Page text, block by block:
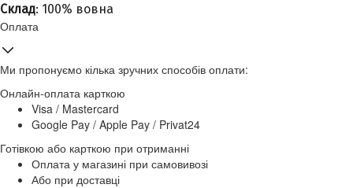
Склад: 100% вовна
Оплата
Ми пропонуємо кілька зручних способів оплати:
Онлайн-оплата карткою
Visa / Mastercard
Google Pay / Apple Pay / Privat24
Готівкою або карткою при отриманні
Оплата у магазині при самовивозі
Або при доставці